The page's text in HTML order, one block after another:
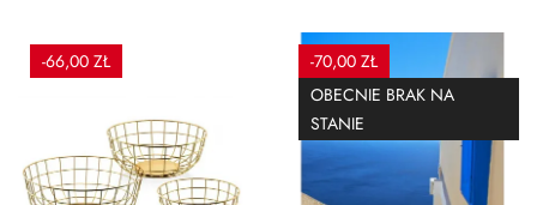
-66,00 ZŁ
-70,00 ZŁ
OBECNIE BRAK NA
STANIE